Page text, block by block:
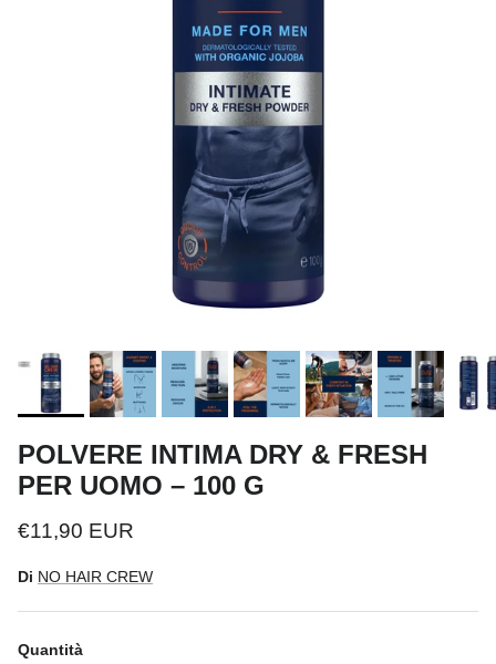
POLVERE INTIMA DRY & FRESH
PER UOMO – 100 G
Prezzo normale
€11,90 EUR
Di NO HAIR CREW
Quantità